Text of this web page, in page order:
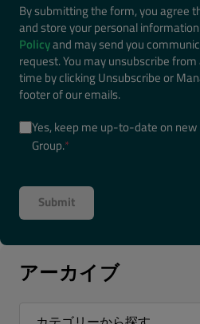
By submitting the form, you agree
and store your personal
Policyand may send you
request. You may unsubscribe
time by clicking Unsubscribe or
footer of our emails.
Yes, keep me up-to-date on
Group.*
アーカイブ